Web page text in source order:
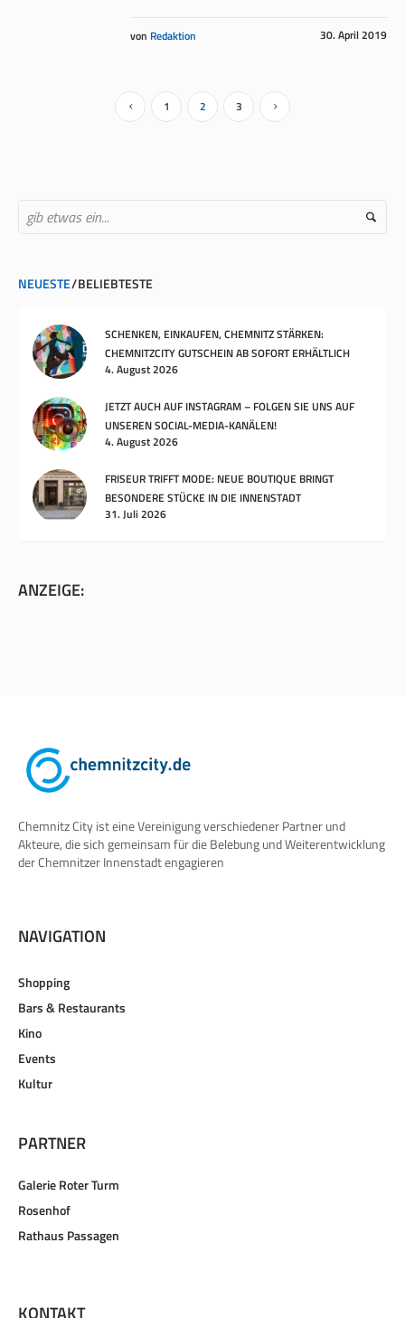
30. April 2019
von Redaktion
1 2 3
NEUESTE BELIEBTESTE
SCHENKEN, EINKAUFEN, CHEMNITZ STÄRKEN:
CHEMNITZCITY GUTSCHEIN AB SOFORT ERHÄLTLICH
4. August 2026
JETZT AUCH AUF INSTAGRAM – FOLGEN SIE UNS AUF
UNSEREN SOCIAL-MEDIA-KANÄLEN!
4. August 2026
FRISEUR TRIFFT MODE: NEUE BOUTIQUE BRINGT
BESONDERE STÜCKE IN DIE INNENSTADT
31. Juli 2026
ANZEIGE:
Chemnitz City ist eine Vereinigung verschiedener Partner und
Akteure, die sich gemeinsam für die Belebung und Weiterentwicklung
der Chemnitzer Innenstadt engagieren
NAVIGATION
Shopping
Bars & Restaurants
Kino
Events
Kultur
PARTNER
Galerie Roter Turm
Rosenhof
Rathaus Passagen
KONTAKT